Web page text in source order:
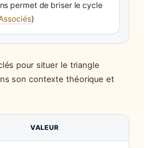
permet de briser le cycle
)
pour situer le triangle
son contexte théorique et
VALEUR